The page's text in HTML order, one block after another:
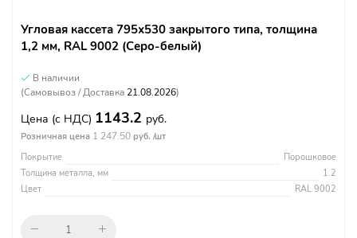
Угловая кассета 795х530 закрытого типа, толщина
1,2 мм, RAL 9002 (Серо-белый)
В наличии
(Самовывоз / Доставка 21.08.2026)
Цена (с НДС) 1143.2 руб.
Розничная цена 1 247.50 руб. /шт
Покрытие
Порошковое
Толщина металла, мм
1.2
Цвет
RAL 9002